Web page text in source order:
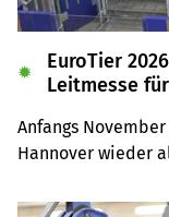
EuroTier
Leitmesse
Anfangs
Hannover wieder
Leserreise sind
✹